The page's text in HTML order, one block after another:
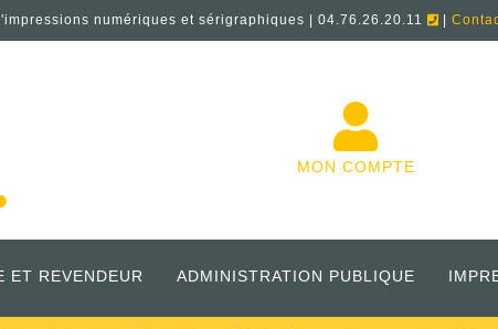
numériques et sérigraphiques | 04.76.26.20.11 |
MON COMPTE
ET REVENDEUR ADMINISTRATION PUBLIQUE